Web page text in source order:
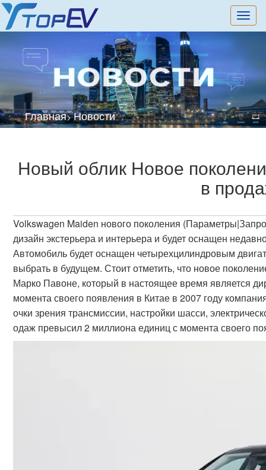
切
换
Главная>Новости
Новый облик Новое
в
Volkswagen Maiden нового поколения
дизайн экстерьера и интерьера и будет оснащен
Автомобиль будет оснащен четырехцилиндровым
выбрать в будущем. Стоит отметить, что новое
Марко Павоне, который в настоящее время является
момента своего появления в Китае в 2007 году
очки зрения трансмиссии, настройки шасси,
одаж превысил 2 миллиона единиц с момента своего